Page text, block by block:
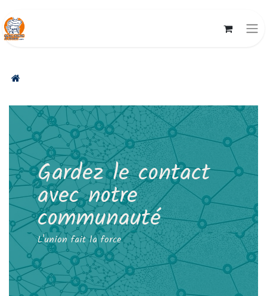
Gardez le contact
avec notre
communauté
L'union fait la force